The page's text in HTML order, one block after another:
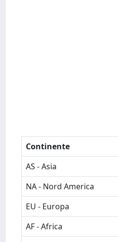
Continente
AS - Asia
NA - Nord America
EU - Europa
AF - Africa